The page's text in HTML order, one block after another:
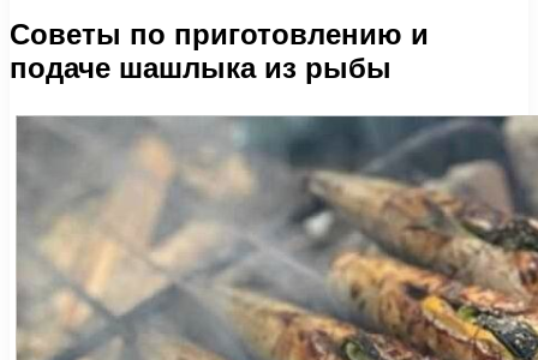
Советы по приготовлению и
подаче шашлыка из рыбы